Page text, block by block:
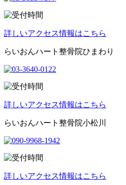
詳しいアクセス情報はこちら
らいおんハート整骨院ひまわり
詳しいアクセス情報はこちら
らいおんハート整骨院小松川
詳しいアクセス情報はこちら